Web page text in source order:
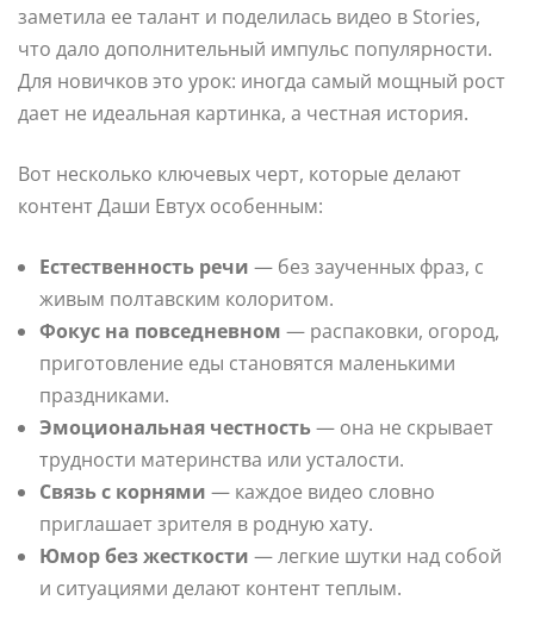
заметила ее талант и поделилась видео в Stories,
что дало дополнительный импульс популярности.
Для новичков это урок: иногда самый мощный рост
дает не идеальная картинка, а честная история.
Вот несколько ключевых черт, которые делают
контент Даши Евтух особенным:
Естественность речи — без заученных фраз, с
живым полтавским колоритом.
Фокус на повседневном — распаковки, огород,
приготовление еды становятся маленькими
праздниками.
Эмоциональная честность— она не скрывает
трудности материнства или усталости.
Связь с корнями — каждое видео словно
приглашает зрителя в родную хату.
Юмор без жесткости — легкие шутки над собой
и ситуациями делают контент теплым.